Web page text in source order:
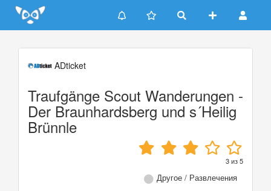
Update cookies preferences
ADticket
Traufgänge Scout Wanderungen -
Der Braunhardsberg und s´Heilig
Brünnle
3из5
Другое / Развлечения